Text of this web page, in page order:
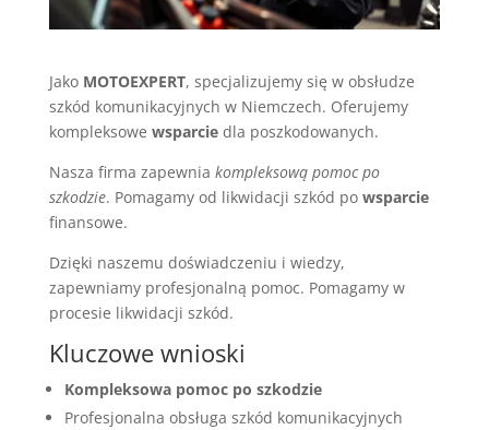
Jako MOTOEXPERT, specjalizujemy się w obsłudze
szkód komunikacyjnych w Niemczech. Oferujemy
kompleksowe wsparciedla poszkodowanych.
Nasza firma zapewnia kompleksową pomoc po
szkodzie. Pomagamy od likwidacji szkód po wsparcie
finansowe.
Dzięki naszemu doświadczeniu i wiedzy,
zapewniamy profesjonalną pomoc. Pomagamy w
procesie likwidacji szkód.
Kluczowe wnioski
Kompleksowa pomoc po szkodzie
Profesjonalna obsługa szkód komunikacyjnych